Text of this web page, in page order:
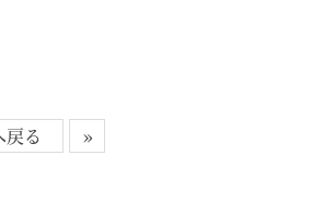
戻る »